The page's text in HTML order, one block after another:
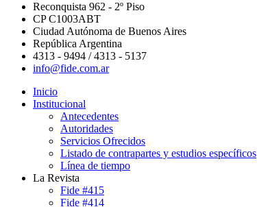
Reconquista 962 - 2º Piso
CP C1003ABT
Ciudad Autónoma de Buenos Aires
República Argentina
4313 - 9494 / 4313 - 5137
info@fide.com.ar
Inicio
Institucional
Antecedentes
Autoridades
Servicios Ofrecidos
Listado de contrapartes y estudios específicos
Línea de tiempo
La Revista
Fide #415
Fide #414